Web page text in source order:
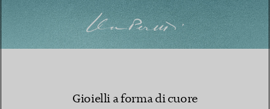
Gioielli a forma di cuore